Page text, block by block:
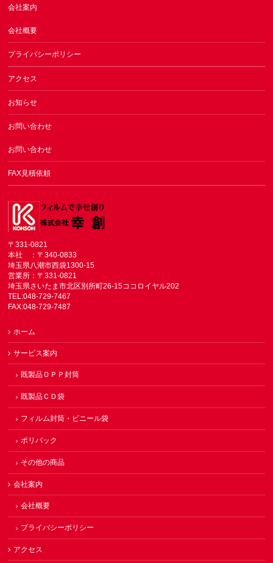
会社案内
会社概要
プライバシーポリシー
アクセス
お知らせ
お問い合わせ
お問い合わせ
FAX見積依頼
〒331-0821
本社 ：〒340-0833
埼玉県八潮市西袋1300-15
営業所：〒331-0821
埼玉県さいたま市北区別所町26-15ココロイヤル202
TEL:048-729-7467
FAX:048-729-7487
ホーム
サービス案内
既製品ＯＰＰ封筒
既製品ＣＤ袋
フィルム封筒・ビニール袋
ポリバック
その他の商品
会社案内
会社概要
プライバシーポリシー
アクセス